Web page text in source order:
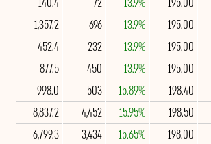
195.00
13.9%
696
1,357.2
195.00
13.9%
232
452.4
195.00
13.9%
450
877.5
198.40
15.89%
503
998.0
198.50
15.95%
4,452
8,837.2
198.00
15.65%
3,434
6,799.3